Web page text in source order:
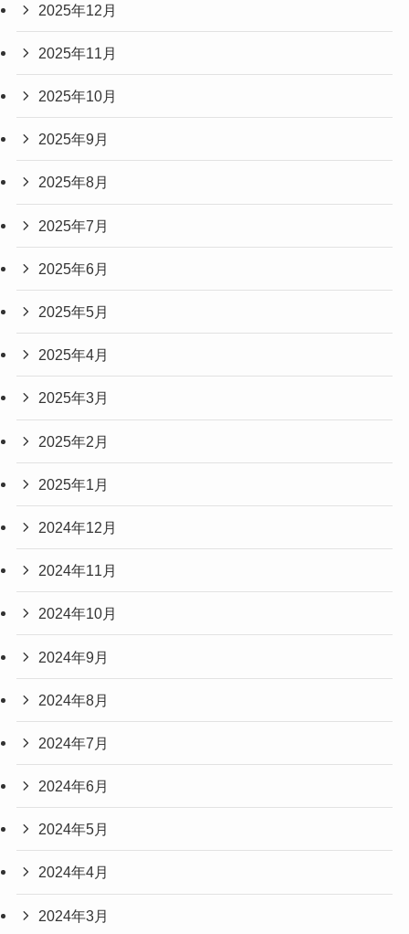
2025年12月
2025年11月
2025年10月
2025年9月
2025年8月
2025年7月
2025年6月
2025年5月
2025年4月
2025年3月
2025年2月
2025年1月
2024年12月
2024年11月
2024年10月
2024年9月
2024年8月
2024年7月
2024年6月
2024年5月
2024年4月
2024年3月